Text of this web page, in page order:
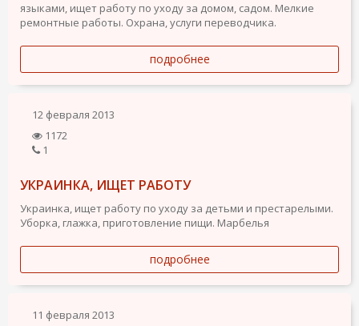
языками, ищет работу по уходу за домом, садом. Мелкие
ремонтные работы. Охрана, услуги переводчика.
подробнее
12 февраля 2013
1172
1
УКРАИНКА, ИЩЕТ РАБОТУ
Украинка, ищет работу по уходу за детьми и престарелыми.
Уборка, глажка, приготовление пищи. Марбелья
подробнее
11 февраля 2013